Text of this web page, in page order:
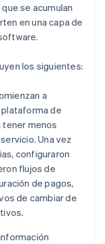
se acumulan
en una capa de
los siguientes:
a
de
menos
Una vez
configuraron
flujos de
de pagos,
de cambiar de